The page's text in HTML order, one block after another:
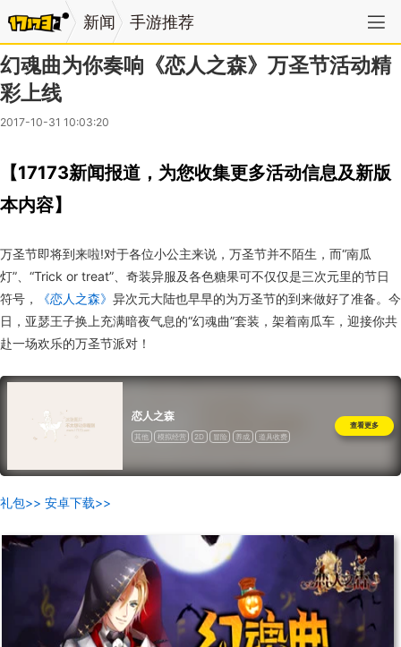
新闻 手游推荐
幻魂曲为你奏响《恋人之森》万圣节活动精
彩上线
2017-10-31 10:03:20
【17173新闻报道，为您收集更多活动信息及新版
本内容】
万圣节即将到来啦!对于各位小公主来说，万圣节并不陌生，而“南瓜
灯”、“Trick or treat”、奇装异服及各色糖果可不仅仅是三次元里的节日
符号，
《恋人之森》 异次元大陆也早早的为万圣节的到来做好了准备。今
日，亚瑟王子换上充满暗夜气息的“幻魂曲”套装，架着南瓜车，迎接你共
赴一场欢乐的万圣节派对！
恋人之森
其他 模拟经营 2D 冒险 养成 道具收费
查看更多
礼包>> 安卓下载>>